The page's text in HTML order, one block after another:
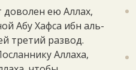
доволен ею Аллах,
Абу Хафса ибн аль-
третий развод.
Аллаха,